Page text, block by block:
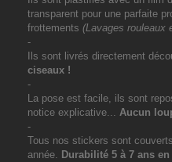
transparent pour une parfaite
frottements (Lavages rouleaux
-
Ils sont livrés directement
ciseaux !
-
La pose est facile, ils sont
notice explicative... Aucun
-
Tous nos stickers sont
année. Durabilité 5 à 7 ans en